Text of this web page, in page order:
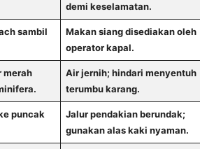
demi keselamatan.
sambil
Makan siang disediakan oleh
operator kapal.
merah
Air jernih; hindari menyentuh
terumbu karang.
puncak
Jalur pendakian berundak;
gunakan alas kaki nyaman.